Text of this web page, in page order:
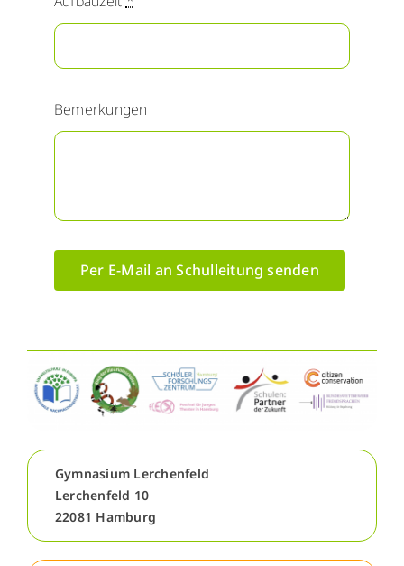
Bemerkungen
Per E-Mail an Schulleitung senden
Gymnasium Lerchenfeld
Lerchenfeld 10
22081 Hamburg